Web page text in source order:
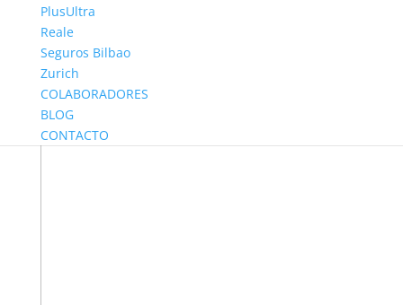
PlusUltra
Reale
Seguros Bilbao
Zurich
COLABORADORES
BLOG
CONTACTO